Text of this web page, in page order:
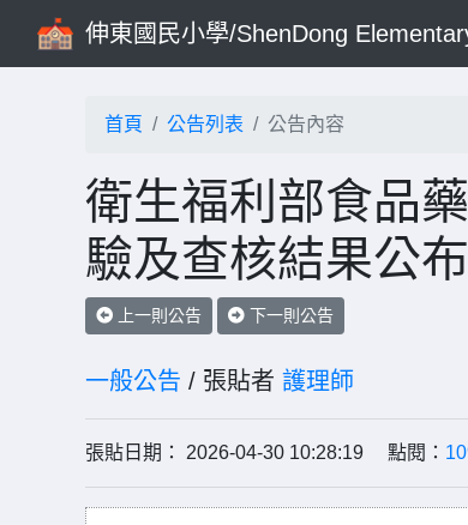
伸東國民小學/ShenDong
首頁 公告列表 公告內容
衛生福利部食品
驗及查核結果公
上一則公告 下一則公告
一般公告 / 張貼者 護理師
張貼日期： 2026-04-30 10:28:19 點閱：